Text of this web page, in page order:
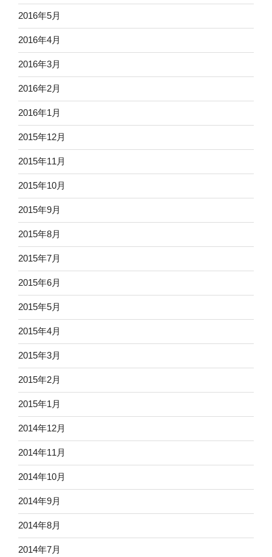
2016年5月
2016年4月
2016年3月
2016年2月
2016年1月
2015年12月
2015年11月
2015年10月
2015年9月
2015年8月
2015年7月
2015年6月
2015年5月
2015年4月
2015年3月
2015年2月
2015年1月
2014年12月
2014年11月
2014年10月
2014年9月
2014年8月
2014年7月